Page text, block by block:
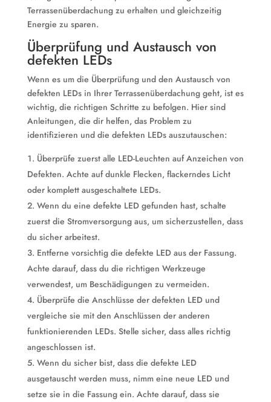
Terrassenüberdachung zu erhalten und gleichzeitig
Energie zu sparen.
Überprüfung und Austausch von
defekten LEDs
Wenn es um die Überprüfung und den Austausch von
defekten LEDs in Ihrer Terrassenüberdachung geht, ist es
wichtig, die richtigen Schritte zu befolgen. Hier sind
Anleitungen, die dir helfen, das Problem zu
identifizieren und die defekten LEDs auszutauschen:
Überprüfe zuerst alle LED-Leuchten auf Anzeichen von
Defekten. Achte auf dunkle Flecken, flackerndes Licht
oder komplett ausgeschaltete LEDs.
Wenn du eine defekte LED gefunden hast, schalte
zuerst die Stromversorgung aus, um sicherzustellen, dass
du sicher arbeitest.
Entferne vorsichtig die defekte LED aus der Fassung.
Achte darauf, dass du die richtigen Werkzeuge
verwendest, um Beschädigungen zu vermeiden.
Überprüfe die Anschlüsse der defekten LED und
vergleiche sie mit den Anschlüssen der anderen
funktionierenden LEDs. Stelle sicher, dass alles richtig
angeschlossen ist.
Wenn du sicher bist, dass die defekte LED
ausgetauscht werden muss, nimm eine neue LED und
setze sie in die Fassung ein. Achte darauf, dass sie